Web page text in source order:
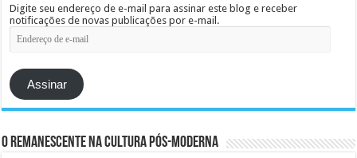
Digite seu endereço de e-mail para assinar este blog e receber
notificações de novas publicações por e-mail.
Endereço
de
mail
Assinar
O remanescente na cultura pós-moderna